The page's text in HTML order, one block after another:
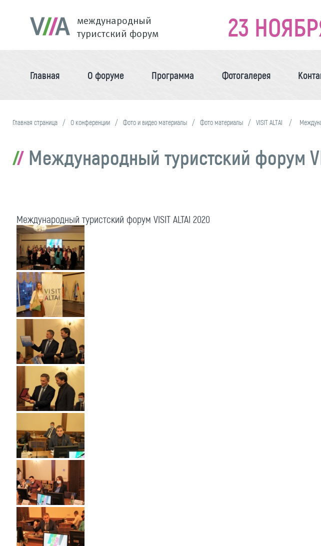
международный
туристский форум
23
Главная О форуме Программа Фотогалерея
Главная страница О конференции Фото и видео материалы Фото материалы VISIT ALTAI
Международный туристский форум
Международный туристский форум VISIT ALTAI 2020